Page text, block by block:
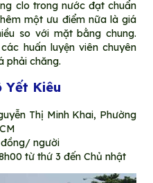
clo trong nước đạt chuẩn
một ưu điểm nữa là giá
so với mặt bằng chung.
huấn luyện viên chuyên
phải chăng.
Yết Kiêu
Thị Minh Khai, Phường
đồng/ người
từ thứ 3 đến Chủ nhật